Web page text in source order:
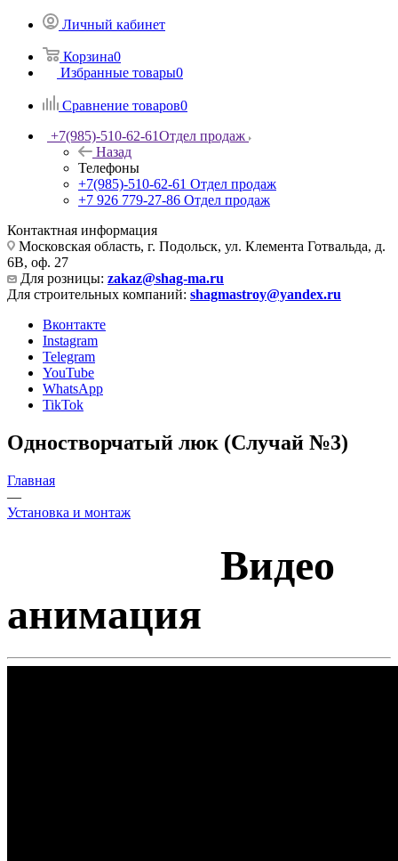
Личный кабинет
Корзина0
Избранные товары0
Сравнение товаров0
+7(985)-510-62-61Отдел продаж
Назад
Телефоны
+7(985)-510-62-61 Отдел продаж
‪+7 926 779-27-86‬ Отдел продаж
Контактная информация
Московская область, г. Подольск, ул. Клемента Готвальда, д.
6В, оф. 27
Для розницы: zakaz@shag-ma.ru
Для строительных компаний: shagmastroy@yandex.ru
Вконтакте
Instagram
Telegram
YouTube
WhatsApp
TikTok
Одностворчатый люк (Случай №3)
Главная
—
Установка и монтаж
Видео
анимация